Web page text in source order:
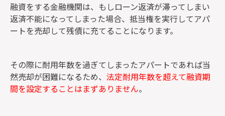
融資をする金融機関は、もしローン返済が滞ってしまい
返済不能になってしまった場合、抵当権を実行してアパ
ートを売却して残債に充てることになります。
その際に耐用年数を過ぎてしまったアパートであれば当
然売却が困難になるため、 法定耐用年数を超えて融資期
間を設定することはまずありません。